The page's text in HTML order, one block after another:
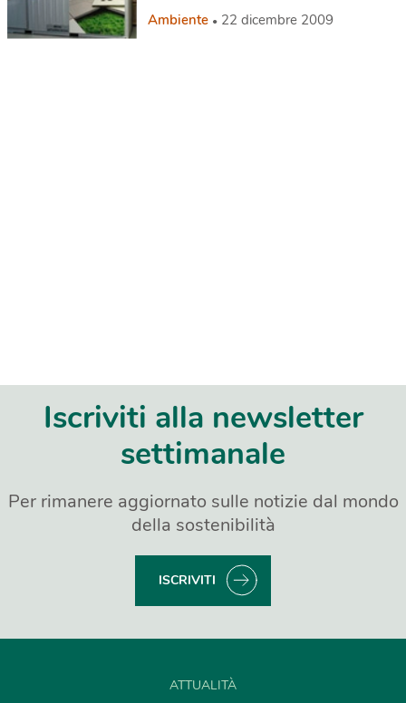
Ambiente 22 dicembre 2009
Iscriviti alla newsletter
settimanale
Per rimanere aggiornato sulle notizie dal mondo
della sostenibilità
ISCRIVITI
ATTUALITÀ